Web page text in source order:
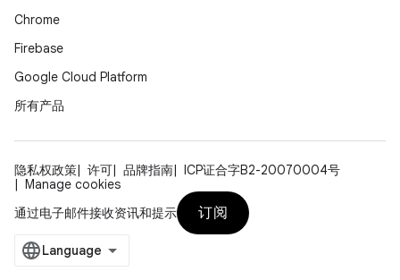
Chrome
Firebase
Google Cloud Platform
所有产品
隐私权政策 许可 品牌指南
ICP证合字B2-20070004号
Manage cookies
通过电子邮件接收资讯和提示
订阅